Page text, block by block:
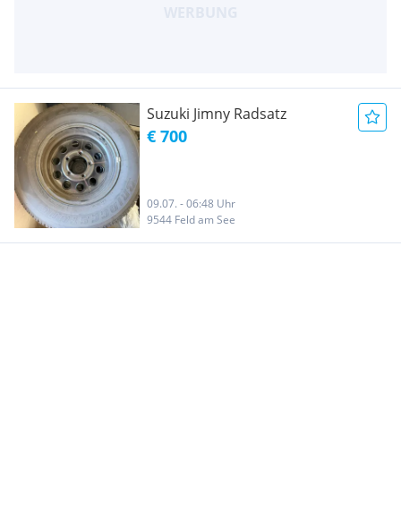
Suzuki Jimny Radsatz
€ 700
09.07. - 06:48 Uhr
9544 Feld am See